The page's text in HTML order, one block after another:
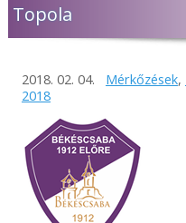
Topola
2018. 02. 04. Mérkőzések,
2018